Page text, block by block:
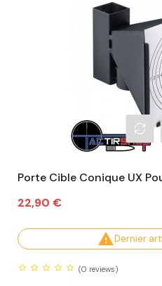
Porte Cible Conique UX
Prix
22,90 €
Dernier
(0 reviews)